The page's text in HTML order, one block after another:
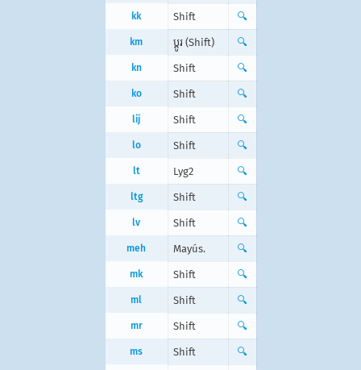
kk Shift 🔍
km ប្ដូរ (Shift) 🔍
kn Shift 🔍
ko Shift 🔍
lij Shift 🔍
lo Shift 🔍
lt Lyg2 🔍
ltg Shift 🔍
lv Shift 🔍
meh Mayús. 🔍
mk Shift 🔍
ml Shift 🔍
mr Shift 🔍
ms Shift 🔍